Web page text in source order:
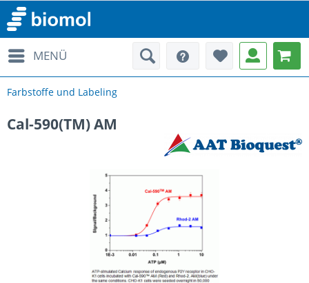
MENÜ
Farbstoffe und Labeling
Cal-590(TM) AM